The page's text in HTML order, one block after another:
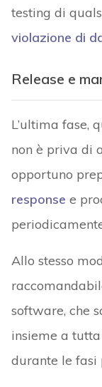
testing di
violazione di
Release e
L’ultima fase,
non è priva di
opportuno
response e
Allo stesso
software, che
insieme a
durante le fasi